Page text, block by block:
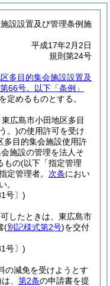
設設置及び管理条例施
平成17年2月2日
規則第24号
多目的集会施設設置及
66号。以下「条例」
定めるものとする。
広島市小田地区多目
。)の使用許可を受け
多目的集会施設使用許
施設の管理を法人そ
もの(以下「指定管理
定管理者。 次条におい
。
号〕)
したときは、東広島市
(別記様式第2号)を交付
号〕)
の減免を受けようとす
は、 第2条の申請書を提